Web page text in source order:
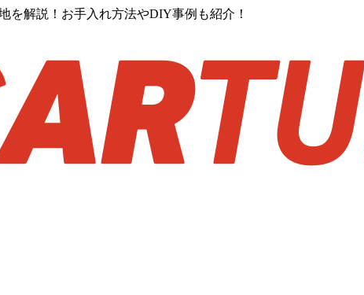
を解説！お手入れ方法やDIY事例も紹介！